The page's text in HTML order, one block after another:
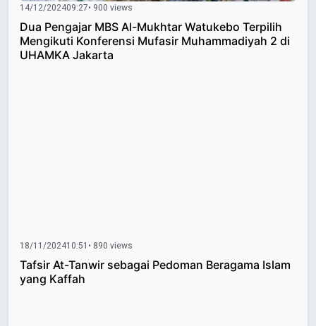
14/12/202409:27• 900 views
Dua Pengajar MBS Al-Mukhtar Watukebo Terpilih
Mengikuti Konferensi Mufasir Muhammadiyah 2 di
UHAMKA Jakarta
18/11/202410:51 • 890 views
Tafsir At-Tanwir sebagai Pedoman Beragama Islam
yang Kaffah